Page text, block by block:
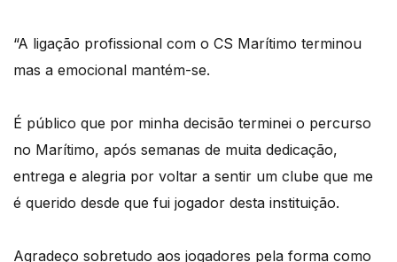
“A ligação profissional com o CS Marítimo terminou
mas a emocional mantém-se.
É público que por minha decisão terminei o percurso
no Marítimo, após semanas de muita dedicação,
entrega e alegria por voltar a sentir um clube que me
é querido desde que fui jogador desta instituição.
Agradeço sobretudo aos jogadores pela forma como